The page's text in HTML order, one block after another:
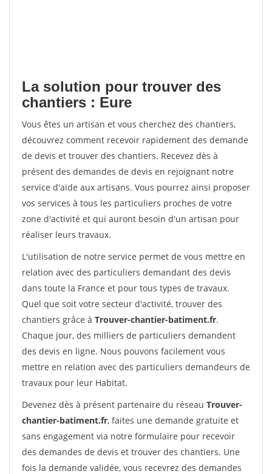
La solution pour trouver des
chantiers : Eure
Vous êtes un artisan et vous cherchez des chantiers,
découvrez comment recevoir rapidement des demande
de devis et trouver des chantiers. Recevez dès à
présent des demandes de devis en rejoignant notre
service d'aide aux artisans. Vous pourrez ainsi proposer
vos services à tous les particuliers proches de votre
zone d'activité et qui auront besoin d'un artisan pour
réaliser leurs travaux.
L'utilisation de notre service permet de vous mettre en
relation avec des particuliers demandant des devis
dans toute la France et pour tous types de travaux.
Quel que soit votre secteur d'activité, trouver des
chantiers grâce à Trouver-chantier-batiment.fr.
Chaque jour, des milliers de particuliers demandent
des devis en ligne. Nous pouvons facilement vous
mettre en relation avec des particuliers demandeurs de
travaux pour leur Habitat.
Devenez dès à présent partenaire du réseau Trouver-
chantier-batiment.fr, faites une demande gratuite et
sans engagement via notre formulaire pour recevoir
des demandes de devis et trouver des chantiers. Une
fois la demande validée, vous recevrez des demandes